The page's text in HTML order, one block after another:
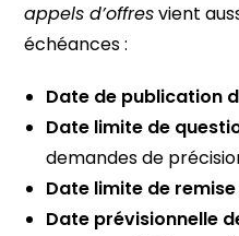
appels d’offresvient
échéances :
Date de publication
Date limite de
demandes de
Date limite de
Date prévisionnelle